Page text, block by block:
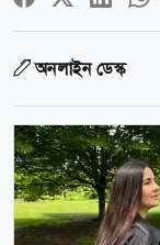
অনলাইন ডেস্ক